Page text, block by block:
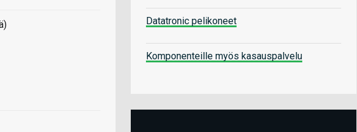
Datatronic pelikoneet
Komponenteille myös kasauspalvelu